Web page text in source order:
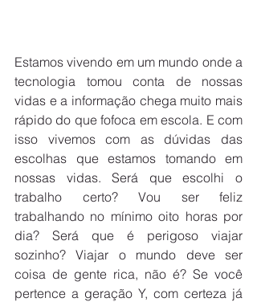
Estamos vivendo em um mundo onde a
tecnologia tomou conta de nossas
vidas e a informação chega muito mais
rápido do que fofoca em escola. E com
isso vivemos com as dúvidas das
escolhas que estamos tomando em
nossas vidas. Será que escolhi o
trabalho certo? Vou ser feliz
trabalhando no mínimo oito horas por
dia? Será que é perigoso viajar
sozinho? Viajar o mundo deve ser
coisa de gente rica, não é? Se você
pertence a geração Y, com certeza já